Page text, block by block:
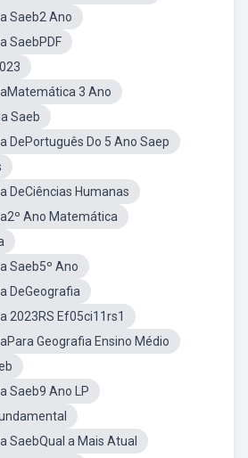
Saeb2 Ano
SaebPDF
3 Ano
Saeb
DePortuguês Do 5 Ano Saep
DeCiências Humanas
Ano Matemática
Saeb5º Ano
DeGeografia
2023RS Ef05ci11rs1
Geografia Ensino Médio
Saeb9 Ano LP
SaebQual a Mais Atual